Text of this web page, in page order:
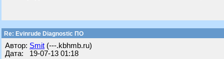
Re: Evinrude Diagnostic ПО
Автор: Smit (---.kbhmb.ru)
Дата: 19-07-13 01:18